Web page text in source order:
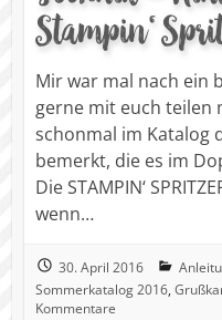
Stampin‘
Mir war mal nach ein
gerne mit euch teilen
schonmal im Katalog
bemerkt, die es im
Die STAMPIN‘
wenn…
30. April 2016
Sommerkatalog 2016,
Kommentare